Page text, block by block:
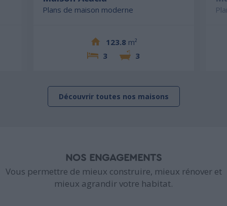
Plans de maison moderne
123.8 m²
3
3
Découvrir toutes nos maisons
NOS ENGAGEMENTS
Vous permettre de mieux construire, mieux rénover et
mieux agrandir votre habitat.